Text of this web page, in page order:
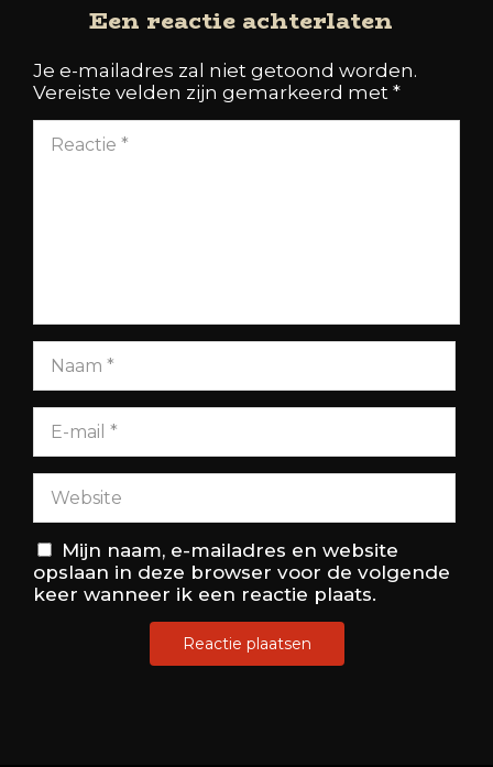
Een reactie achterlaten
Je e-mailadres zal niet getoond worden.
Vereiste velden zijn gemarkeerd met *
Mijn naam, e-mailadres en website
opslaan in deze browser voor de volgende
keer wanneer ik een reactie plaats.